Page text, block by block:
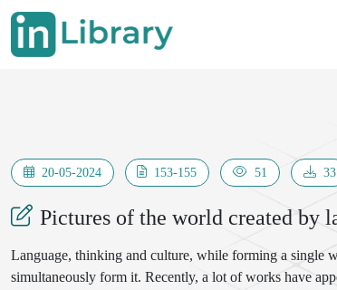
20-05-2024 153-155 51 33
Pictures of the world created by
Language, thinking and culture, while forming a single
simultaneously form it. Recently, a lot of works have